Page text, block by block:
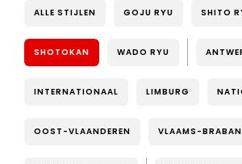
ALLE STIJLEN GOJU RYU SHITO
SHOTOKAN WADO RYU
INTERNATIONAAL LIMBURG
OOST-VLAANDEREN VLAAMS-